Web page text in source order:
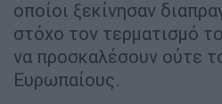
οποίοι ξεκίνησαν
στόχο τον τερματισμό
να προσκαλέσουν ούτε
Ευρωπαίους.